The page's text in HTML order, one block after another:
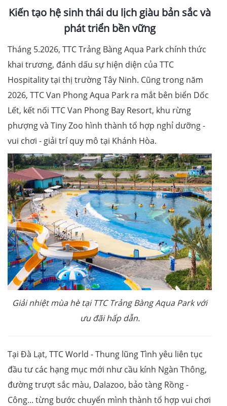
Kiến tạo hệ sinh thái du lịch giàu bản sắc và
phát triển bền vững
Tháng 5.2026, TTC Trảng Bàng Aqua Park chính thức
khai trương, đánh dấu sự hiện diện của TTC
Hospitality tại thị trường Tây Ninh. Cũng trong năm
2026, TTC Van Phong Aqua Park ra mắt bên biển Dốc
Lết, kết nối TTC Van Phong Bay Resort, khu rừng
phượng và Tiny Zoo hình thành tổ hợp nghỉ dưỡng -
vui chơi - giải trí quy mô tại Khánh Hòa.
Giải nhiệt mùa hè tại TTC Trảng Bàng Aqua Park với
ưu đãi hấp dẫn.
Tại Đà Lạt, TTC World - Thung lũng Tình yêu liên tục
đầu tư các hạng mục mới như cầu kính Ngàn Thông,
đường trượt sắc màu, Dalazoo, bảo tàng Rồng -
Công... từng bước chuyển mình thành tổ hợp vui chơi